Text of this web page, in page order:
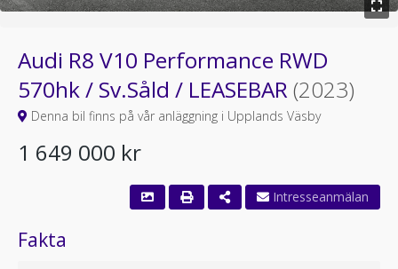
Audi R8 V10 Performance RWD
570hk / Sv.Såld / LEASEBAR (2023)
Denna bil finns på vår anläggning i Upplands Väsby
1 649 000 kr
Fakta